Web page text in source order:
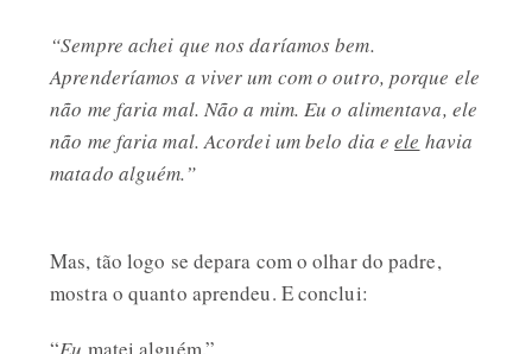
“Sempre achei que nos daríamos bem.
Aprenderíamos a viver um com o outro, porque ele
não me faria mal. Não a mim. Eu o alimentava, ele
não me faria mal. Acordei um belo dia eele havia
matado alguém.”
Mas, tão logo se depara com o olhar do padre,
mostra o quanto aprendeu. E conclui: